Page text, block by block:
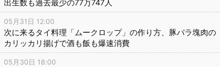
出生数も過去最少の77万747人
05月31日 12:00
次に来るタイ料理「ムークロップ」の作り方、豚バラ塊肉の
カリッカリ揚げで酒も飯も爆速消費
05月30日 18:00